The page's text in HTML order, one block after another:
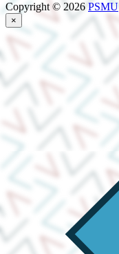
Copyright © 2026 PSMU
×